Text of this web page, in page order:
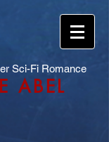
Sci-Fi Romance
ABEL